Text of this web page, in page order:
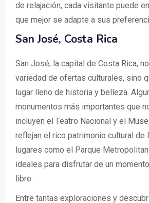
de relajación, cada visitante puede
que mejor se adapte a sus
San José, Costa Rica
San José, la capital de Costa Rica,
variedad de ofertas culturales, sino
lugar lleno de historia y belleza.
monumentos más importantes que
incluyen el Teatro Nacional y el
reflejan el rico patrimonio cultural de
lugares como el Parque
ideales para disfrutar de un
libre.
Entre tantas exploraciones y